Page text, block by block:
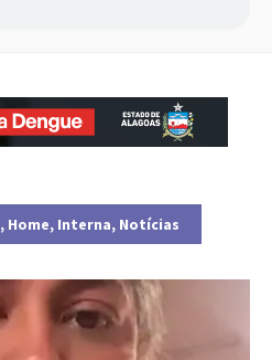
, Home, Interna, Notícias